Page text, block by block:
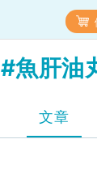
#魚肝油
文章